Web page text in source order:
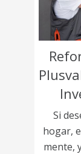
Si
hogar,
mente,